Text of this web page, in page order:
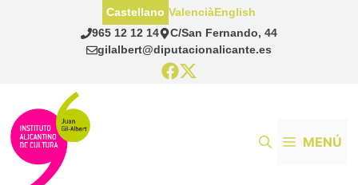
965 12 12 14
C/San Fernando, 44
gilalbert@diputacionalicante.es
Castellano ValenciàEnglish
MENÚ